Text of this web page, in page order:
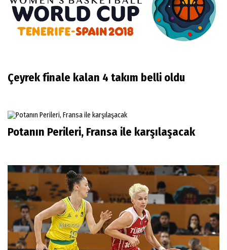
Çeyrek finale kalan 4 takım belli oldu
Potanın Perileri, Fransa ile karşılaşacak